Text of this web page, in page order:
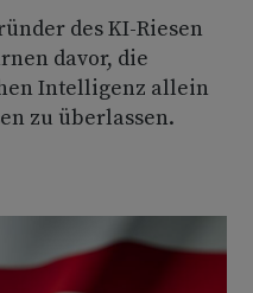
des KI-Riesen
davor, die
Intelligenz allein
⁠zu überlassen.